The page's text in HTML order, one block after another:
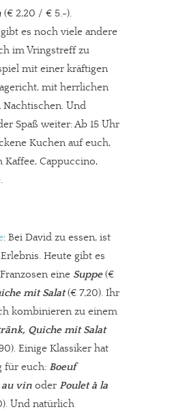
(€ 2,20 / € 5.-).
es noch viele andere
im Vringstreff zu
mit einer kräftigen
mit herrlichen
Nachtischen. Und
Spaß weiter: Ab 15 Uhr
Kuchen auf euch,
Cappuccino,
: Bei David zu essen, ist
Heute gibt es
eine Suppe(€
mit Salat(€ 7,20). Ihr
kombinieren zu einem
Quiche mit Salat
Einige Klassiker hat
für euch: Boeuf
au vin oder Poulet à la
Und natürlich